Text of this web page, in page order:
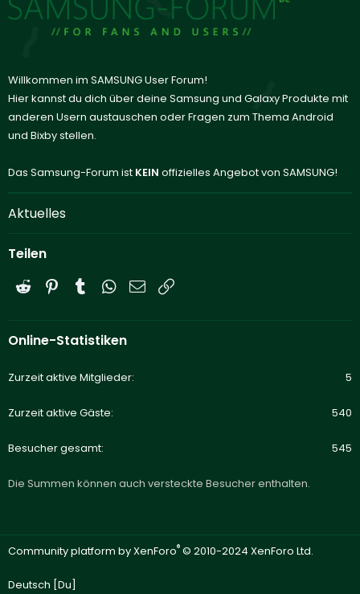
Willkommen im SAMSUNG User Forum!
Hier kannst du dich über deine Samsung und Galaxy Produkte mit
anderen Usern austauschen oder Fragen zum Thema Android
und Bixby stellen.
Das Samsung-Forum ist KEIN offizielles Angebot von SAMSUNG!
Aktuelles
Teilen
Reddit PinterestTumblrWhatsApp
E-Mail
Online-Statistiken
Zurzeit aktive Mitglieder 5
Zurzeit aktive Gäste 540
Besucher gesamt 545
Die Summen können auch versteckte Besucher enthalten.
Community platform by XenForo® © 2010-2024 XenForo Ltd.
Deutsch [Du]